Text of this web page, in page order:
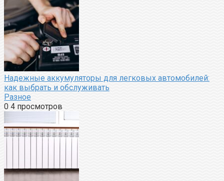
Надежные аккумуляторы для легковых автомобилей:
как выбрать и обслуживать
Разное
0 4 просмотров